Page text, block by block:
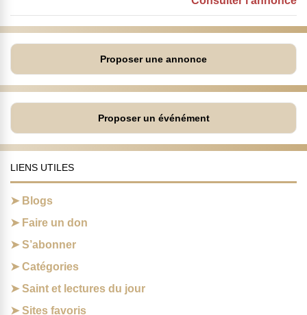
Proposer une annonce
Proposer un événément
LIENS UTILES
Blogs
Faire un don
S’abonner
Catégories
Saint et lectures du jour
Sites favoris